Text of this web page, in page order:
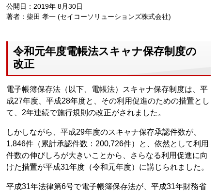
公開日：2019年 8月30日
著者：柴田 孝一 (セイコーソリューションズ株式会社)
令和元年度電帳法スキャナ保存制度の
改正
電子帳簿保存法（以下、電帳法）スキャナ保存制度は、平
成27年度、平成28年度と、その利用促進のための措置とし
て、2年連続で施行規則の改正がされました。
しかしながら、平成29年度のスキャナ保存承認件数が、
1,846件（累計承認件数：200,726件）と、依然として利用
件数の伸びしろが大きいことから、さらなる利用促進に向
けた措置が平成31年度（令和元年度）に講じられました。
平成31年法律第6号で電子帳簿保存法が、平成31年財務省